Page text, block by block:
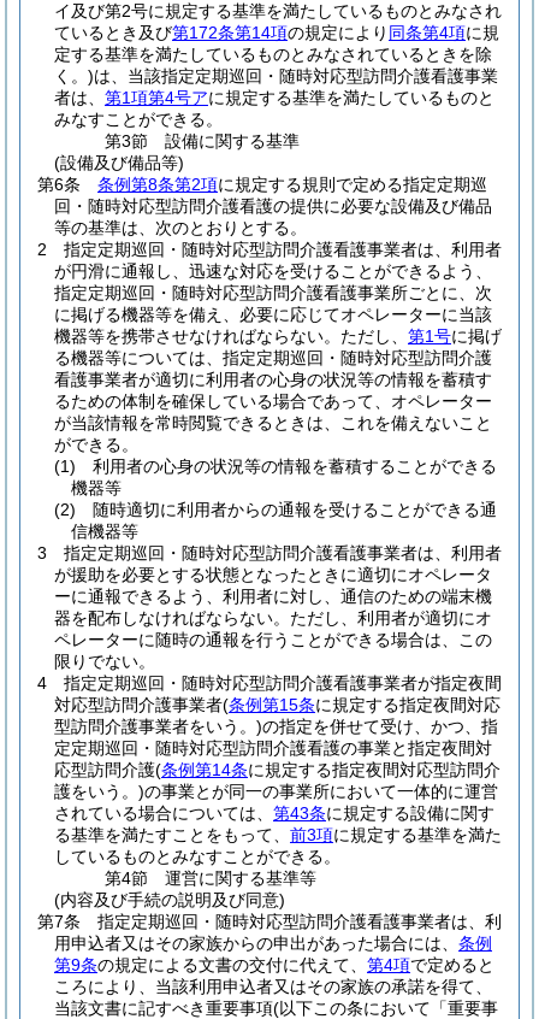
イ及び第2号に規定する基準を満たしているものとみなされ
ているとき及び第172条第14項の規定により 同条第4項に規
定する基準を満たしているものとみなされているときを除
く。)は、当該指定定期巡回・随時対応型訪問介護看護事業
者は、 第1項第4号アに規定する基準を満たしているものと
みなすことができる。
第3節
設備に関する基準
(設備及び備品等)
第6条
条例第8条第2項に規定する規則で定める指定定期巡
回・随時対応型訪問介護看護の提供に必要な設備及び備品
等の基準は、次のとおりとする。
2
指定定期巡回・随時対応型訪問介護看護事業者は、利用者
が円滑に通報し、迅速な対応を受けることができるよう、
指定定期巡回・随時対応型訪問介護看護事業所ごとに、次
に掲げる機器等を備え、必要に応じてオペレーターに当該
機器等を携帯させなければならない。 ただし、 第1号に掲げ
る機器等については、指定定期巡回・随時対応型訪問介護
看護事業者が適切に利用者の心身の状況等の情報を蓄積す
るための体制を確保している場合であって、オペレーター
が当該情報を常時閲覧できるときは、これを備えないこと
ができる。
(1)
利用者の心身の状況等の情報を蓄積することができる
機器等
(2)
随時適切に利用者からの通報を受けることができる通
信機器等
3
指定定期巡回・随時対応型訪問介護看護事業者は、利用者
が援助を必要とする状態となったときに適切にオペレータ
ーに通報できるよう、利用者に対し、通信のための端末機
器を配布しなければならない。 ただし、利用者が適切にオ
ペレーターに随時の通報を行うことができる場合は、この
限りでない。
4
指定定期巡回・随時対応型訪問介護看護事業者が指定夜間
対応型訪問介護事業者(条例第15条に規定する指定夜間対応
型訪問介護事業者をいう。)の指定を併せて受け、かつ、指
定定期巡回・随時対応型訪問介護看護の事業と指定夜間対
応型訪問介護(条例第14条に規定する指定夜間対応型訪問介
護をいう。)の事業とが同一の事業所において一体的に運営
されている場合については、 第43条に規定する設備に関す
る基準を満たすことをもって、 前3項に規定する基準を満た
しているものとみなすことができる。
第4節
運営に関する基準等
(内容及び手続の説明及び同意)
第7条
指定定期巡回・随時対応型訪問介護看護事業者は、利
用申込者又はその家族からの申出があった場合には、 条例
第9条の規定による文書の交付に代えて、 第4項で定めると
ころにより、当該利用申込者又はその家族の承諾を得て、
当該文書に記すべき重要事項(以下この条において「重要事